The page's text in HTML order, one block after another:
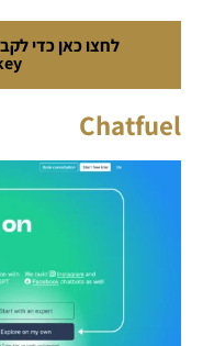
לחצו כאן כדי
Chatfuel